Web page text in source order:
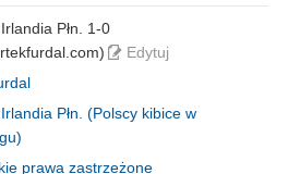
Płn. 1-0
Edytuj
Płn. (Polscy kibice w
prawa zastrzeżone